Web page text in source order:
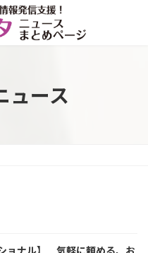
ュース
ショナル】 気軽に頼める、お